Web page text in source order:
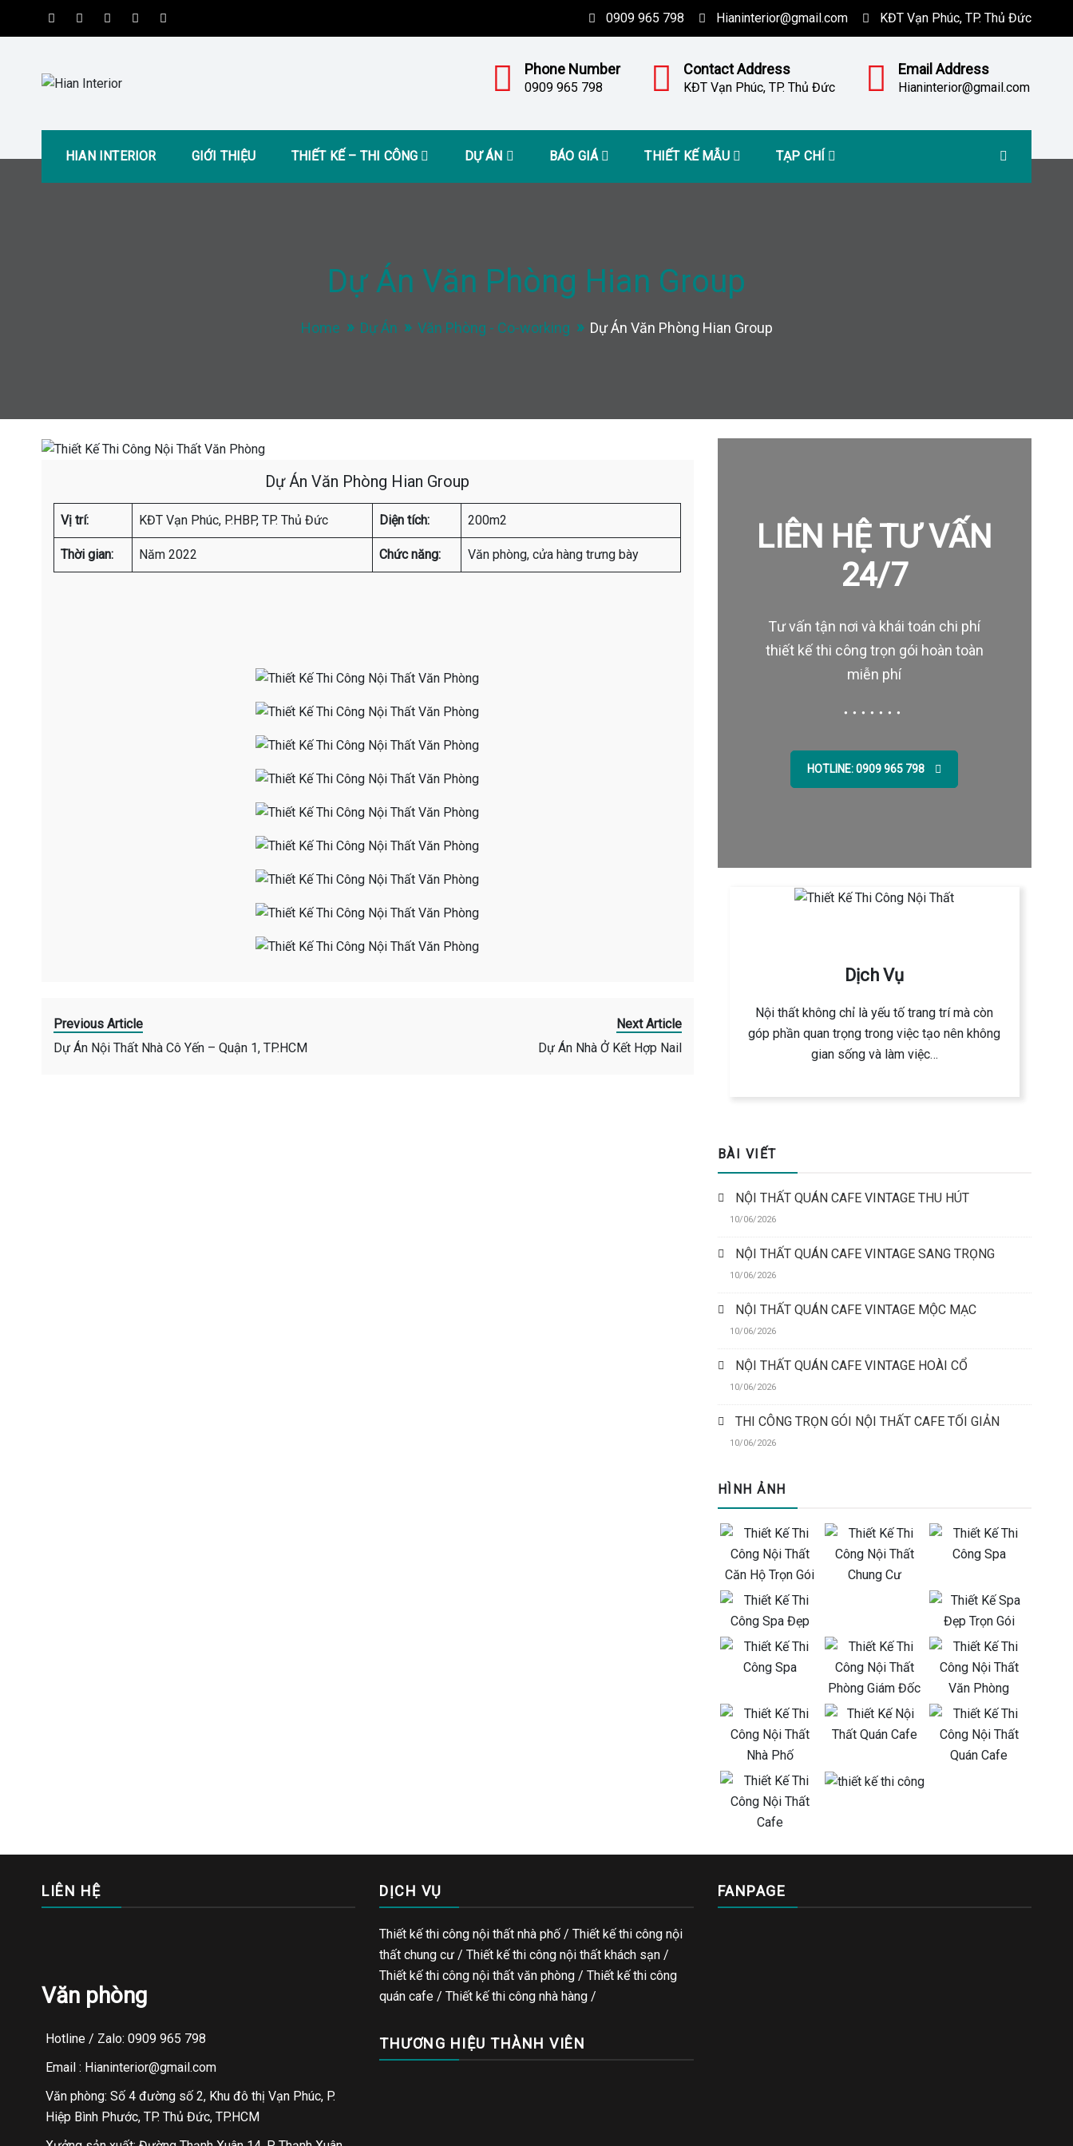
0909 965 798 Hianinterior@gmail.com KĐT Vạn Phúc, TP. Thủ Đức
Phone Number
0909 965 798
Contact Address
KĐT Vạn Phúc, TP. Thủ Đức
Email Address
Hianinterior@gmail.com
HIAN INTERIOR GIỚI THIỆU THIẾT KẾ – THI CÔNG DỰ ÁN BÁO GIÁ THIẾT KẾ MẪU TẠP CHÍ
Dự Án Văn Phòng Hian Group
Home Dự Án Văn Phòng - Co-working Dự Án Văn Phòng Hian Group
Dự Án Văn Phòng Hian Group
Vị trí: KĐT Vạn Phúc, P.HBP, TP. Thủ Đức Diện tích: 200m2
Thời gian: Năm 2022 Chức năng: Văn phòng, cửa hàng trưng bày
Previous Article
Dự Án Nội Thất Nhà Cô Yến – Quận 1, TP.HCM
Next Article
Dự Án Nhà Ở Kết Hợp Nail
LIÊN HỆ TƯ VẤN
24/7
Tư vấn tận nơi và khái toán chi phí
thiết kế thi công trọn gói hoàn toàn
miễn phí
HOTLINE: 0909 965 798
Dịch Vụ
Nội thất không chỉ là yếu tố trang trí mà còn
góp phần quan trọng trong việc tạo nên không
gian sống và làm việc…
BÀI VIẾT
NỘI THẤT QUÁN CAFE VINTAGE THU HÚT
10/06/2026
NỘI THẤT QUÁN CAFE VINTAGE SANG TRỌNG
10/06/2026
NỘI THẤT QUÁN CAFE VINTAGE MỘC MẠC
10/06/2026
NỘI THẤT QUÁN CAFE VINTAGE HOÀI CỔ
10/06/2026
THI CÔNG TRỌN GÓI NỘI THẤT CAFE TỐI GIẢN
10/06/2026
HÌNH ẢNH
LIÊN HỆ
Văn phòng
Hotline / Zalo: 0909 965 798
Email : Hianinterior@gmail.com
Văn phòng: Số 4 đường số 2, Khu đô thị Vạn Phúc, P.
Hiệp Bình Phước, TP. Thủ Đức, TP.HCM
DỊCH VỤ
Thiết kế thi công nội thất nhà phố / Thiết kế thi công nội
thất chung cư / Thiết kế thi công nội thất khách sạn /
Thiết kế thi công nội thất văn phòng /Thiết kế thi công
quán cafe /Thiết kế thi công nhà hàng /
THƯƠNG HIỆU THÀNH VIÊN
FANPAGE